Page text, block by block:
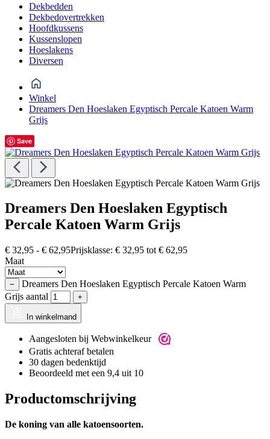
Dekbedden
Dekbedovertrekken
Hoofdkussens
Kussenslopen
Hoeslakens
Diversen
Winkel
Dreamers Den Hoeslaken Egyptisch Percale Katoen Warm
Grijs
Save
Dreamers Den Hoeslaken Egyptisch
Percale Katoen Warm Grijs
€ 32,95 - € 62,95Prijsklasse: € 32,95 tot € 62,95
Maat
−
Dreamers Den Hoeslaken Egyptisch Percale Katoen Warm
Grijs aantal
+
In winkelmand
Aangesloten bij Webwinkelkeur
Gratis achteraf betalen
30 dagen bedenktijd
Beoordeeld met een 9,4 uit 10
Productomschrijving
De koning van alle katoensoorten.